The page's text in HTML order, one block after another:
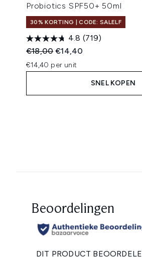
Probiotics SPF50+ 50ml
30% KORTING | CODE: SALELF
4.8 (719)
Recommended Retail Price:
€18,00Huidige prijs:
€14,40
€14,40 per unit
SNEL KOPEN